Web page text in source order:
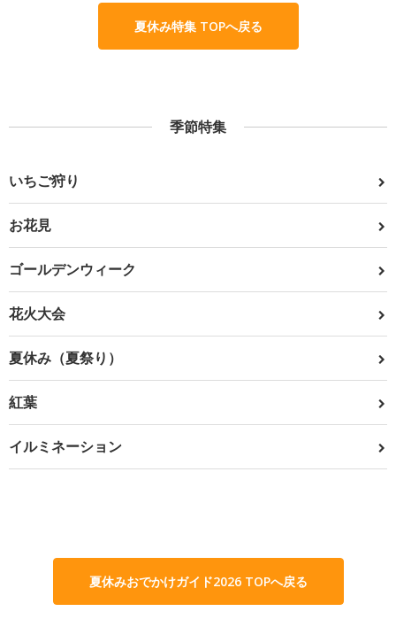
夏休み特集 TOPへ戻る
季節特集
いちご狩り
お花見
ゴールデンウィーク
花火大会
夏休み（夏祭り）
紅葉
イルミネーション
夏休みおでかけガイド2026 TOPへ戻る